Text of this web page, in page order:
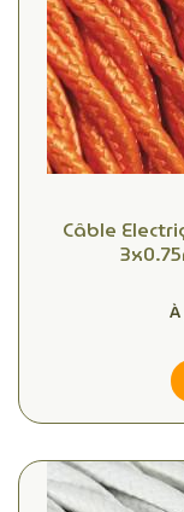
Câble